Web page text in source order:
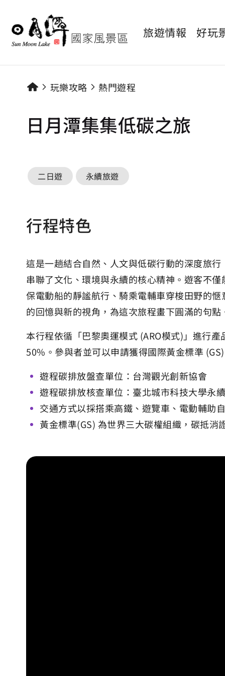
旅遊情報 好玩
玩樂攻略 熱門遊程
日月潭集集低碳之旅
二日遊 永續旅遊
行程特色
這是一趟結合自然、人文與低碳行動的深度旅
串聯了文化、環境與永續的核心精神。遊客不
保電動船的靜謐航行、騎乘電輔車穿梭田野的
的回憶與新的視角，為這次旅程畫下圓滿的句點
本行程依循「巴黎奧運模式 (ARO模式)」進行
50%。參與者並可以申請獲得國際黃金標準
遊程碳排放盤查單位：台灣觀光創新協會
遊程碳排放核查單位：臺北城市科技大學永
交通方式以採搭乘高鐵、遊覽車、電動輔助
黃金標準(GS) 為世界三大碳權組織，碳抵